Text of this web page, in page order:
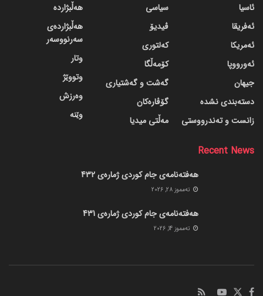
ئاسیا
ئەفریقا
ئەمریکا
ئەورووپا
جیهان
دسته‌بندی نشده
زانست و تەندرووستی
سیاسی
ڤیدیۆ
کەلتوری
کۆمەڵگا
گه‌شت و گه‌شتیاری
گۆڤاره‌کان
مەڵتی میدیا
هەڵبژاردە
هەڵبژاردەی
سەرنووسەر
وتار
وتووێژ
وەرزش
وێنە
Recent News
هەفتەنامەی جام کوردی ژمارەی 432
ته‌مموز 28, 2026
هەفتەنامەی جام کوردی ژمارەی 431
ته‌مموز 14, 2026